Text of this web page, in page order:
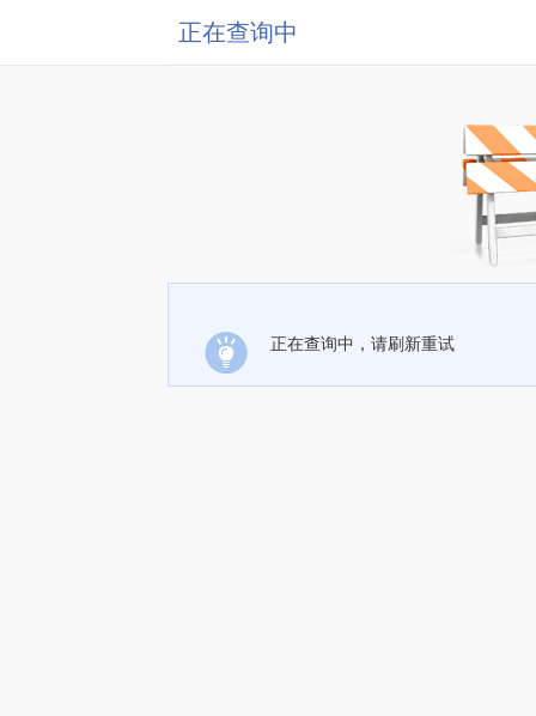
正在查询中
正在查询中，请刷新重试